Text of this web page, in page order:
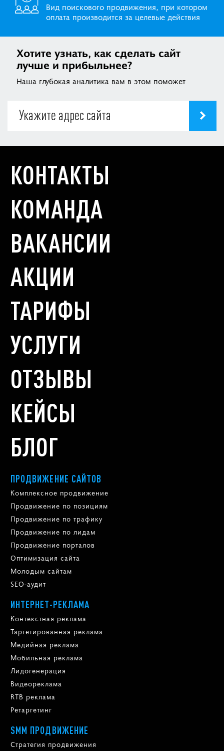
Вид поискового продвижения, при котором
оплата производится за целевые действия
Хотите узнать, как сделать сайт
лучше и прибыльнее?
Наша глубокая аналитика вам в этом поможет
КОНТАКТЫ
КОМАНДА
ВАКАНСИИ
АКЦИИ
ТАРИФЫ
УСЛУГИ
ОТЗЫВЫ
КЕЙСЫ
БЛОГ
ПРОДВИЖЕНИЕ САЙТОВ
Комплексное продвижение
Продвижение по позициям
Продвижение по трафику
Продвижение по лидам
Продвижение порталов
Оптимизация сайта
Молодым сайтам
SEO-аудит
ИНТЕРНЕТ-РЕКЛАМА
Контекстная реклама
Таргетированная реклама
Медийная реклама
Мобильная реклама
Лидогенерация
Видеореклама
RTB реклама
Ретаргетинг
SMM ПРОДВИЖЕНИЕ
Стратегия продвижения